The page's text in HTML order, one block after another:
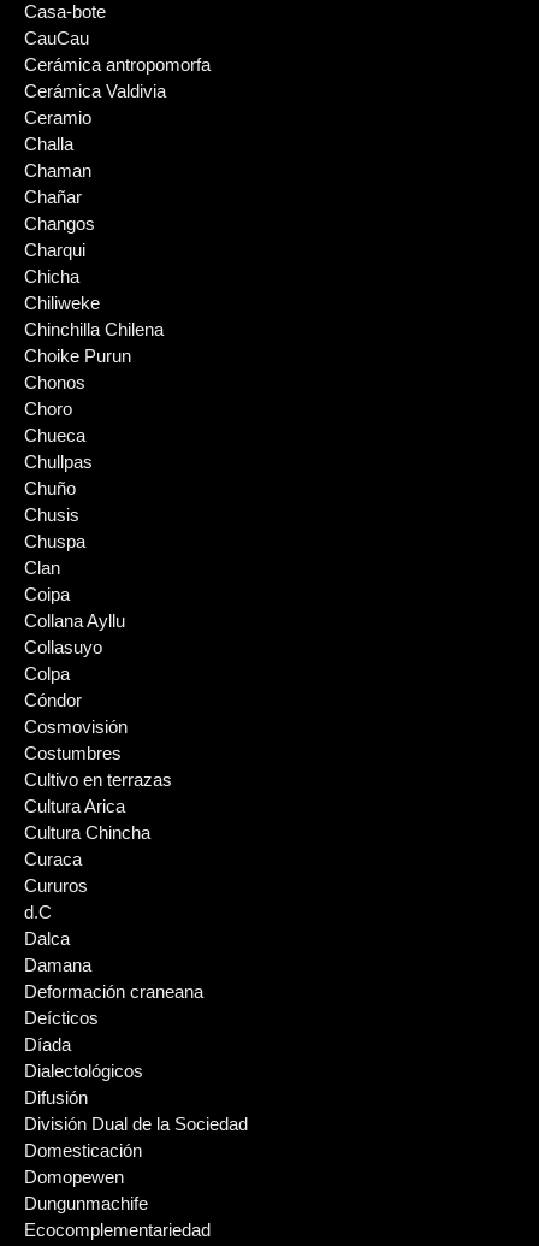
Casa-bote
CauCau
Cerámica antropomorfa
Cerámica Valdivia
Ceramio
Challa
Chaman
Chañar
Changos
Charqui
Chicha
Chiliweke
Chinchilla Chilena
Choike Purun
Chonos
Choro
Chueca
Chullpas
Chuño
Chusis
Chuspa
Clan
Coipa
Collana Ayllu
Collasuyo
Colpa
Cóndor
Cosmovisión
Costumbres
Cultivo en terrazas
Cultura Arica
Cultura Chincha
Curaca
Cururos
d.C
Dalca
Damana
Deformación craneana
Deícticos
Díada
Dialectológicos
Difusión
División Dual de la Sociedad
Domesticación
Domopewen
Dungunmachife
Ecocomplementariedad